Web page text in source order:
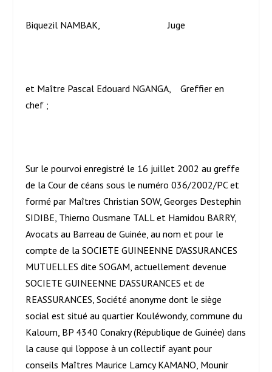
Biquezil NAMBAK, Juge
et Maître Pascal Edouard NGANGA, Greffier en
chef ;
Sur le pourvoi enregistré le 16 juillet 2002 au greffe
de la Cour de céans sous le numéro 036/2002/PC et
formé par Maîtres Christian SOW, Georges Destephin
SIDIBE, Thierno Ousmane TALL et Hamidou BARRY,
Avocats au Barreau de Guinée, au nom et pour le
compte de la SOCIETE GUINEENNE D’ASSURANCES
MUTUELLES dite SOGAM, actuellement devenue
SOCIETE GUINEENNE D’ASSURANCES et de
REASSURANCES, Société anonyme dont le siège
social est situé au quartier Kouléwondy, commune du
Kaloum, BP 4340 Conakry (République de Guinée) dans
la cause qui l’oppose à un collectif ayant pour
conseils Maîtres Maurice Lamcy KAMANO, Mounir